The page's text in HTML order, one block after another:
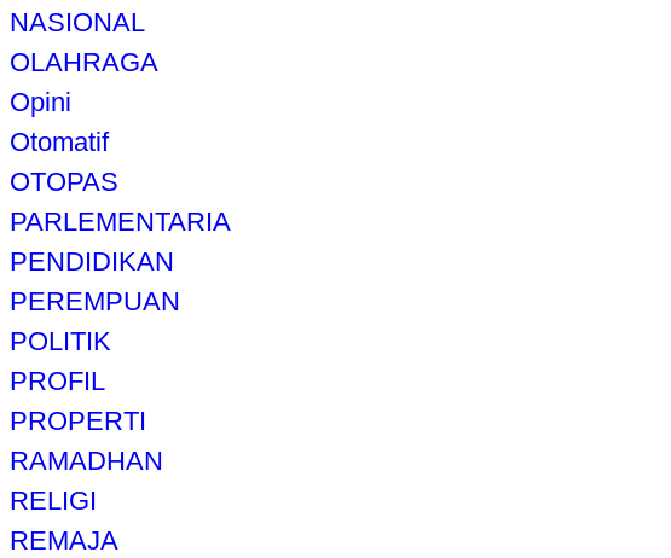
NASIONAL
OLAHRAGA
Opini
Otomatif
OTOPAS
PARLEMENTARIA
PENDIDIKAN
PEREMPUAN
POLITIK
PROFIL
PROPERTI
RAMADHAN
RELIGI
REMAJA